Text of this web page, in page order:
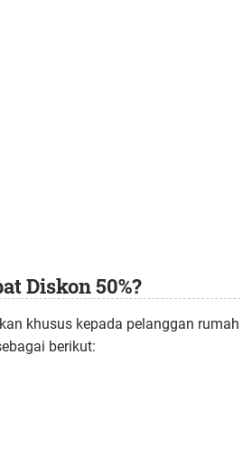
Diskon 50%?
khusus kepada pelanggan rumah
berikut: